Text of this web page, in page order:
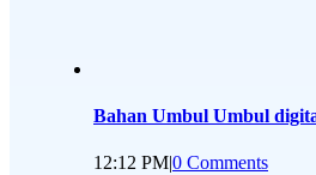
Bahan Umbul Umbul
12:12 PM|0 Comments